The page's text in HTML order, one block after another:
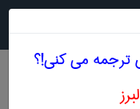
ترجمه می کنی!؟